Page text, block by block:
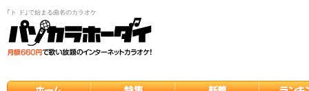
｢ト ド｣で始まる曲名のカラオケ